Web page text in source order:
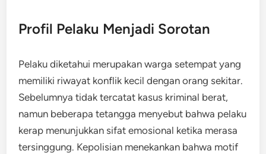
Profil Pelaku Menjadi Sorotan
Pelaku diketahui merupakan warga setempat yang
memiliki riwayat konflik kecil dengan orang sekitar.
Sebelumnya tidak tercatat kasus kriminal berat,
namun beberapa tetangga menyebut bahwa pelaku
kerap menunjukkan sifat emosional ketika merasa
tersinggung. Kepolisian menekankan bahwa motif